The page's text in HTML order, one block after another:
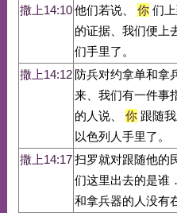
撒上14:10他们若说、 你们上
的证据、我们便上
们手里了。
撒上14:12 防兵对约拿单和拿
来、我们有一件事
的人说、
你跟随我
以色列人手里了。
撒上14:17扫罗就对跟随他的
们这里出去的是谁
和拿兵器的人没有